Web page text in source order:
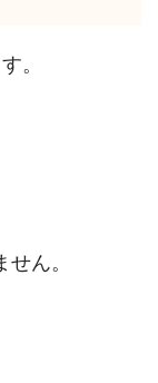
。
ん。